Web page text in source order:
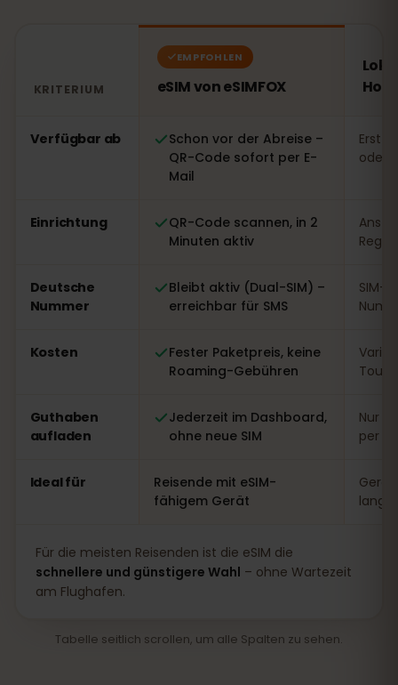
KRITERIUM
EMPFOHLEN
eSIM von eSIMFOX
Verfügbar ab
Schon vor der Abreise –
QR-Code sofort per E-
Mail
Erst
oder
Einrichtung
QR-Code scannen, in 2
Minuten aktiv
Deutsche
Nummer
Bleibt aktiv (Dual-SIM) –
erreichbar für SMS
SIM-
Kosten
Fester Paketpreis, keine
Roaming-Gebühren
Guthaben
aufladen
Jederzeit im Dashboard,
ohne neue SIM
Nur
per
Ideal für
Reisende mit eSIM-
fähigem Gerät
Für die meisten Reisenden ist die eSIM die
schnellere und günstigere Wahl – ohne Wartezeit
am Flughafen.
Tabelle seitlich scrollen, um alle Spalten zu sehen.